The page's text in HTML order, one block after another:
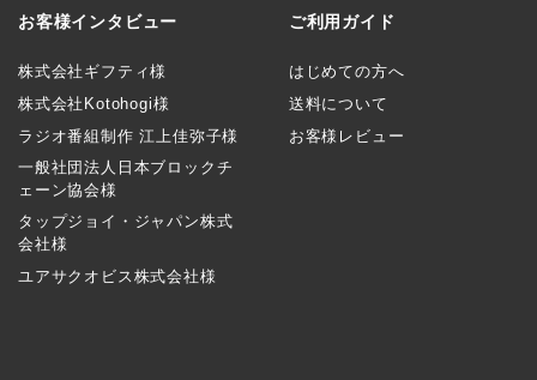
お客様インタビュー
株式会社ギフティ様
株式会社Kotohogi様
ラジオ番組制作 江上佳弥子様
一般社団法人日本ブロックチ
ェーン協会様
タップジョイ・ジャパン株式
会社様
ユアサクオビス株式会社様
ご利用ガイド
はじめての方へ
送料について
お客様レビュー